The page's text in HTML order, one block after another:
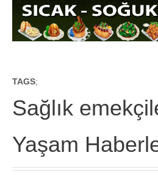
TAGS;
Sağlık
Yaşam